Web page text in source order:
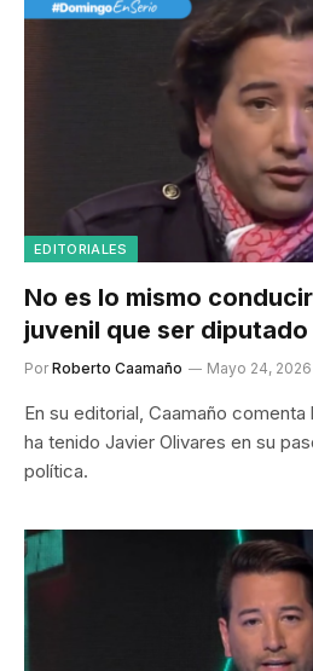
EDITORIALES
No es lo mismo
juvenil que ser diputado
Por Roberto Caamaño Mayo 24, 2026
En su editorial, Caamaño
ha tenido Javier Olivares en su
política.